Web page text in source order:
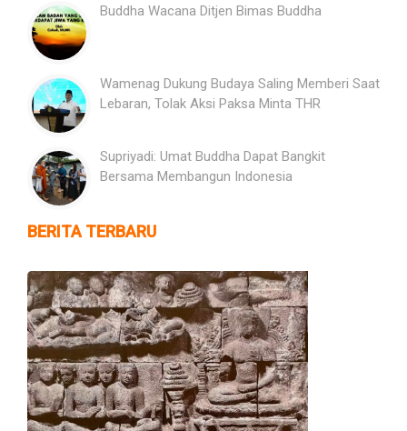
Buddha Wacana Ditjen Bimas Buddha
Wamenag Dukung Budaya Saling Memberi Saat
Lebaran, Tolak Aksi Paksa Minta THR
Supriyadi: Umat Buddha Dapat Bangkit
Bersama Membangun Indonesia
BERITA TERBARU